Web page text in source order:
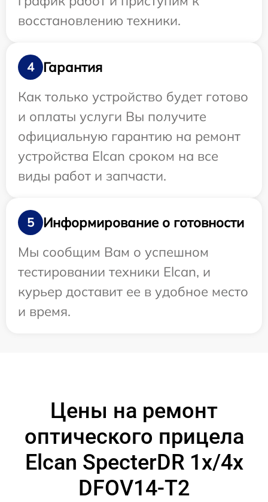
восстановлению техники.
4
Гарантия
Как только устройство будет готово
и оплаты услуги Вы получите
официальную гарантию на ремонт
устройства Elcan сроком на все
виды работ и запчасти.
5
Информирование о готовности
Мы сообщим Вам о успешном
тестировании техники Elcan, и
курьер доставит ее в удобное место
и время.
Цены на ремонт
оптического прицела
Elcan SpecterDR 1x/4x
DFOV14-T2